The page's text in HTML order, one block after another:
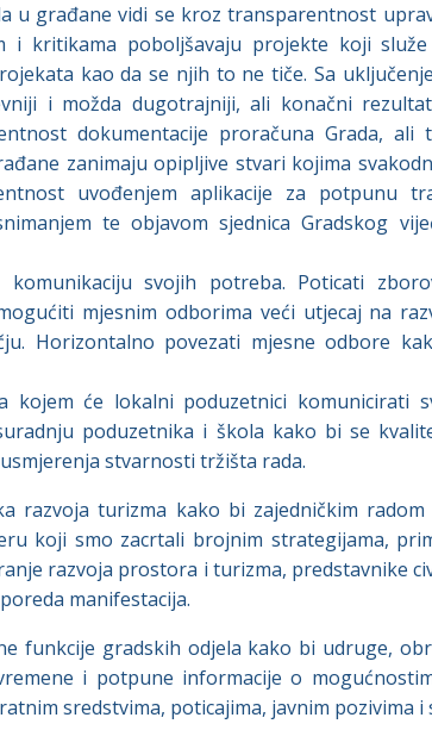
u građane vidi se kroz transparentnost
i kritikama poboljšavaju projekte koji
kao da se njih to ne tiče. Sa
i možda dugotrajniji, ali konačni
dokumentacije proračuna Grada,
zanimaju opipljive stvari kojima
uvođenjem aplikacije za potpunu
te objavom sjednica Gradskog
svojih potreba. Poticati
mjesnim odborima veći utjecaj na
Horizontalno povezati mjesne odbore
kojem će lokalni poduzetnici komunicirati
poduzetnika i škola kako bi se
stvarnosti tržišta rada.
razvoja turizma kako bi zajedničkim
koji smo zacrtali brojnim strategijama,
razvoja prostora i turizma, predstavnike
manifestacija.
funkcije gradskih odjela kako bi udruge,
i potpune informacije o
sredstvima, poticajima, javnim pozivima i